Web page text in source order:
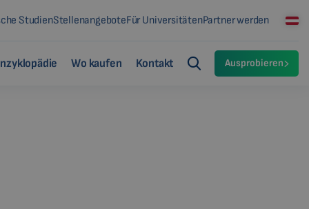
StudienStellenangeboteFür UniversitätenPartner werden
Wo kaufen Kontakt Ausprobieren